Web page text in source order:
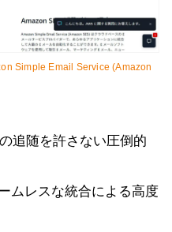
Simple Email Service (Amazon
追随を許さない圧倒的
ムレスな統合による高度